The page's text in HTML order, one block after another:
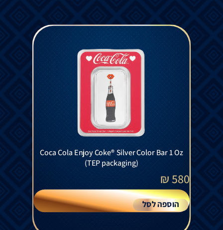
Coca Cola Enjoy Coke® Silver Color Bar 1 Oz
(TEP packaging)
580
₪
הוספה לסל